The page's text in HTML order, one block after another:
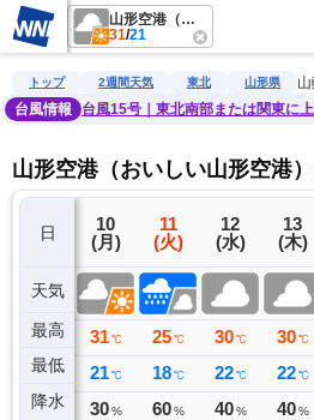
山形空港（おいしい山形空港）
31/21
雨雲レーダー 台風情報 地震情報
トップ 2週間天気 東北 山形県
台風情報
台風15号｜東北南部または関東に
山形空港（おいしい山形空港
日
天気
最高
最低
降水
9
(日)
29 ℃
22 ℃
28ミリ
10
(月)
31 ℃
21 ℃
30 %
11
(火)
25 ℃
18 ℃
60 %
12
(水)
30 ℃
22 ℃
40 %
13
(木)
30 ℃
22 ℃
40 %